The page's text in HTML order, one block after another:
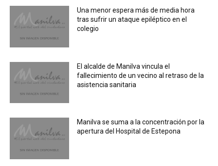
Una menor espera más de media hora
tras sufrir un ataque epiléptico en el
colegio
El alcalde de Manilva vincula el
fallecimiento de un vecino al retraso de la
asistencia sanitaria
Manilva se suma a la concentración por la
apertura del Hospital de Estepona